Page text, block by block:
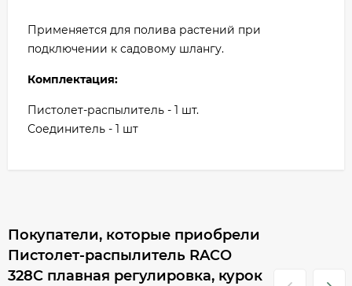
Применяется для полива растений при
подключении к садовому шлангу.
Комплектация:
Пистолет-распылитель - 1 шт.
Соединитель - 1 шт
Покупатели, которые приобрели
Пистолет-распылитель RACO
328C плавная регулировка, курок